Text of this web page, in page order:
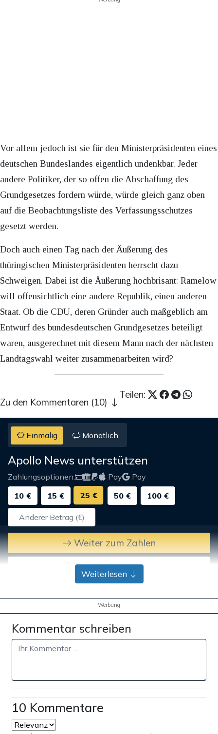
Vor allem jedoch ist sie für den Ministerpräsidenten eines
deutschen Bundeslandes eigentlich undenkbar. Jeder
andere Politiker, der so offen die Abschaffung des
Grundgesetzes fordern würde, würde gleich ganz oben
auf die Beobachtungsliste des Verfassungsschutzes
gesetzt werden.
Doch auch einen Tag nach der Äußerung des
thüringischen Ministerpräsidenten herrscht dazu
Schweigen. Dabei ist die Äußerung hochbrisant: Ramelow
will offensichtlich eine andere Republik, einen anderen
Staat. Ob die CDU, deren Gründer auch maßgeblich am
Entwurf des bundesdeutschen Grundgesetzes beteiligt
waren, ausgerechnet mit diesem Mann nach der nächsten
Landtagswahl weiter zusammenarbeiten wird?
Teilen:
Zu den Kommentaren (10)
Einmalig Monatlich
Apollo News unterstützen
Zahlungsoptionen: Pay
Pay
10 €
15 € 25 € 50 € 100 €
Weiter zum Zahlen
Bank-Überweisung
Weiterlesen
Werbung
Kommentar schreiben
10 Kommentare